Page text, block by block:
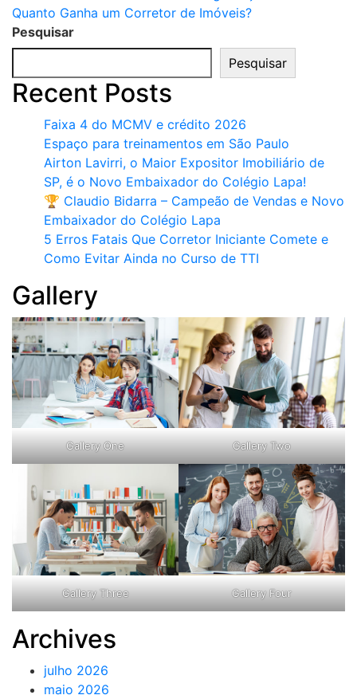
de
Post
Quanto Ganha um Corretor de Imóveis?
Pesquisar
Pesquisar
Recent Posts
Faixa 4 do MCMV e crédito 2026
Espaço para treinamentos em São Paulo
Airton Lavirri, o Maior Expositor Imobiliário de
SP, é o Novo Embaixador do Colégio Lapa!
🏆 Claudio Bidarra – Campeão de Vendas e Novo
Embaixador do Colégio Lapa
5 Erros Fatais Que Corretor Iniciante Comete e
Como Evitar Ainda no Curso de TTI​
Gallery
Gallery One Gallery Two
Gallery Three Gallery Four
Archives
julho 2026
maio 2026